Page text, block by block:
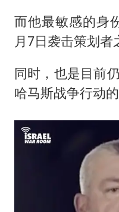
而他最敏感的身
月7日袭击策划者
同时，也是目前
哈马斯战争行动